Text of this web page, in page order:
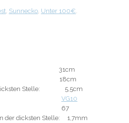
Sunnecko Unter 100€
31cm
18cm
dicksten Stelle: 5,5cm
VG10
67
der dicksten Stelle: 1,7mm